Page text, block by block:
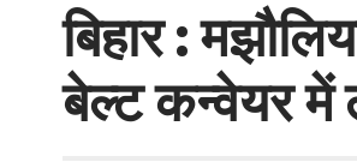
बिहार :
बेल्ट कन्वेयर